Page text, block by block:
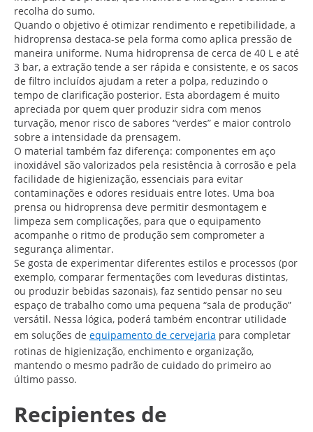
recolha do sumo.
Quando o objetivo é otimizar rendimento e repetibilidade, a
hidroprensa destaca-se pela forma como aplica pressão de
maneira uniforme. Numa hidroprensa de cerca de 40 L e até
3 bar, a extração tende a ser rápida e consistente, e os sacos
de filtro incluídos ajudam a reter a polpa, reduzindo o
tempo de clarificação posterior. Esta abordagem é muito
apreciada por quem quer produzir sidra com menos
turvação, menor risco de sabores “verdes” e maior controlo
sobre a intensidade da prensagem.
O material também faz diferença: componentes em aço
inoxidável são valorizados pela resistência à corrosão e pela
facilidade de higienização, essenciais para evitar
contaminações e odores residuais entre lotes. Uma boa
prensa ou hidroprensa deve permitir desmontagem e
limpeza sem complicações, para que o equipamento
acompanhe o ritmo de produção sem comprometer a
segurança alimentar.
Se gosta de experimentar diferentes estilos e processos (por
exemplo, comparar fermentações com leveduras distintas,
ou produzir bebidas sazonais), faz sentido pensar no seu
espaço de trabalho como uma pequena “sala de produção”
versátil. Nessa lógica, poderá também encontrar utilidade
em soluções de equipamento de cervejaria para completar
rotinas de higienização, enchimento e organização,
mantendo o mesmo padrão de cuidado do primeiro ao
último passo.
Recipientes de